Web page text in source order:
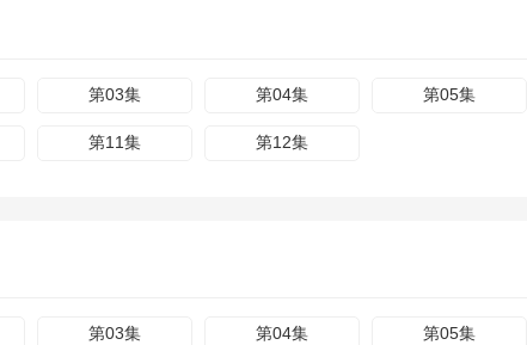
第03集 第04集 第05集
第11集 第12集
第03集 第04集 第05集